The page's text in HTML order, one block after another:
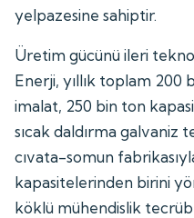
yelpazesine sahiptir.
Üretim gücünü ileri
Enerji, yıllık toplam 200
imalat, 250 bin ton
sıcak daldırma galvaniz
cıvata-somun
kapasitelerinden birini
köklü mühendislik